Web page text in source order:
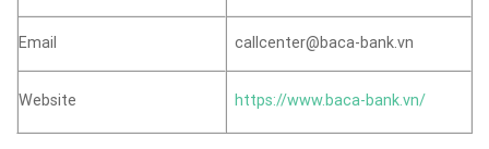
Email callcenter@baca-bank.vn
Website https://www.baca-bank.vn/